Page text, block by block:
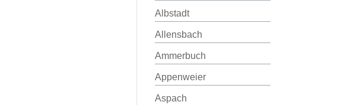
Albstadt
Allensbach
Ammerbuch
Appenweier
Aspach